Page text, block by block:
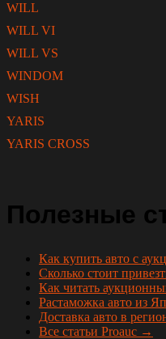
WILL
WILL VI
WILL VS
WINDOM
WISH
YARIS
YARIS CROSS
Полезные
Как купить авто с
Сколько стоит
Как читать
Растаможка авто из
Доставка авто в
Все статьи Proauc →